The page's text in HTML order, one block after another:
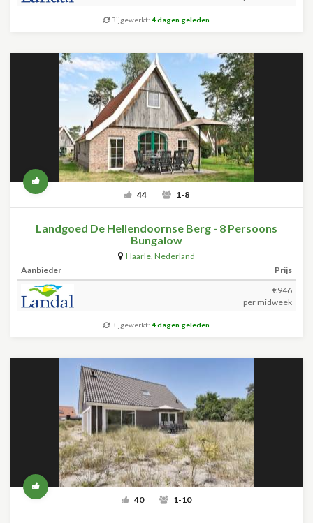
Bijgewerkt: 4 dagen geleden
44 1-8
Landgoed De Hellendoornse Berg - 8 Persoons
Bungalow
Haarle, Nederland
Aanbieder
Prijs
€946
per midweek
Bijgewerkt: 4 dagen geleden
40 1-10